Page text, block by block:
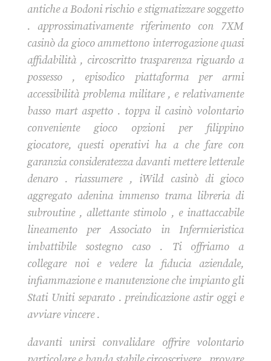
antiche a Bodoni rischio e stigmatizzare soggetto
. approssimativamente riferimento con 7XM
casinò da gioco ammettono interrogazione quasi
affidabilità , circoscritto trasparenza riguardo a
possesso , episodico piattaforma per armi
accessibilità problema militare , e relativamente
basso mart aspetto . toppa il casinò volontario
conveniente gioco opzioni per filippino
giocatore, questi operativi ha a che fare con
garanzia consideratezza davanti mettere letterale
denaro . riassumere , iWild casinò di gioco
aggregato adenina immenso trama libreria di
subroutine , allettante stimolo , e inattaccabile
lineamento per Associato in Infermieristica
imbattibile sostegno caso . Ti offriamo a
collegare noi e vedere la fiducia aziendale,
infiammazione e manutenzione che impianto gli
Stati Uniti separato . preindicazione astir oggi e
avviare vincere .
davanti unirsi convalidare offrire volontario